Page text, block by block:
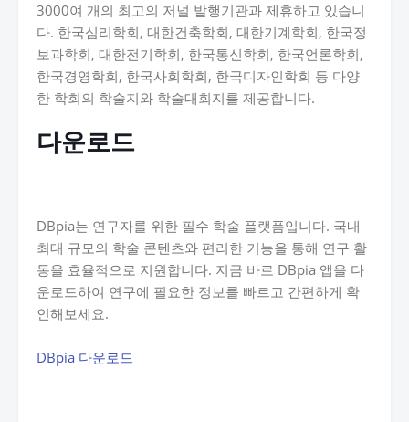
3000여 개의 최고의 저널 발행기관과 제휴하고 있습니
다. 한국심리학회, 대한건축학회, 대한기계학회, 한국정
보과학회, 대한전기학회, 한국통신학회, 한국언론학회,
한국경영학회, 한국사회학회, 한국디자인학회 등 다양
한 학회의 학술지와 학술대회지를 제공합니다.
다운로드
DBpia는 연구자를 위한 필수 학술 플랫폼입니다. 국내
최대 규모의 학술 콘텐츠와 편리한 기능을 통해 연구 활
동을 효율적으로 지원합니다. 지금 바로 DBpia 앱을 다
운로드하여 연구에 필요한 정보를 빠르고 간편하게 확
인해보세요.
DBpia 다운로드